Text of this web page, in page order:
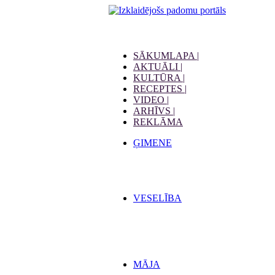
SĀKUMLAPA |
AKTUĀLI |
KULTŪRA |
RECEPTES |
VIDEO |
ARHĪVS |
REKLĀMA
ĢIMENE
VESELĪBA
MĀJA